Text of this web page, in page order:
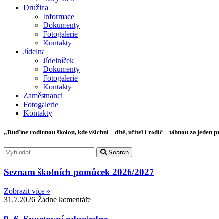
Družina
Informace
Dokumenty
Fotogalerie
Kontakty
Jídelna
Jídelníček
Dokumenty
Fotogalerie
Kontakty
Zaměstnanci
Fotogalerie
Kontakty
„Buďme rodinnou školou, kde všichni – dítě, učitel i rodič – táhnou za jeden
Search
Seznam školních pomůcek 2026/2027
Zobrazit více »
31.7.2026 Žádné komentáře